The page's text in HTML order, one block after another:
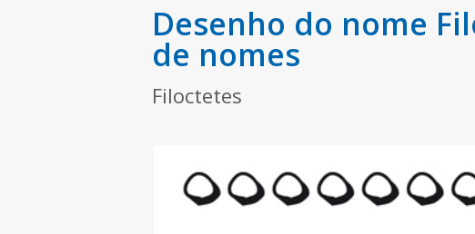
Desenho do nome
de nomes
Filoctetes